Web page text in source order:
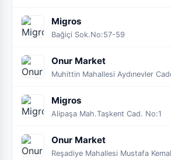
Migros
Bağiçi Sok.No:57-59
Onur Market
Migros
Alipaşa Mah.Taşkent Cad. No:1
Onur Market